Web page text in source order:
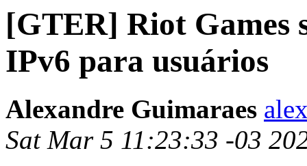
[GTER] Riot Games
IPv6 para usuários
Alexandre Guimaraes
Sat Mar 5 11:23:33 -03